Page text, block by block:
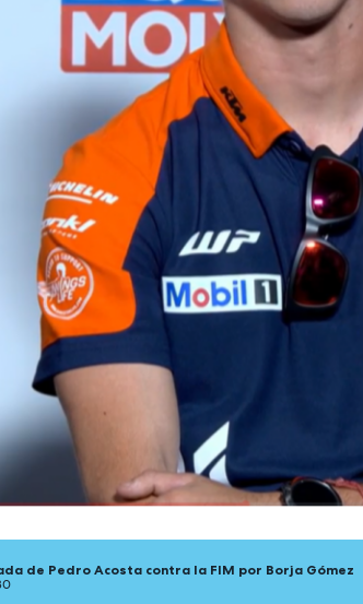
de Pedro Acosta contra la FIM por Borja Gómez